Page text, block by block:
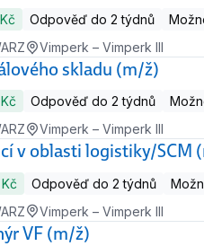
Odpověď do 2 týdnů
Vimperk – Vimperk III
skladu (m/ž)
Odpověď do 2 týdnů
Vimperk – Vimperk III
v oblasti logistiky/SCM
Odpověď do 2 týdnů
Vimperk – Vimperk III
VF (m/ž)